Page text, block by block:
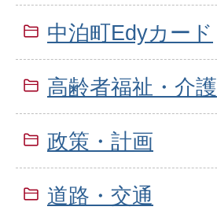
中泊町Edyカード
高齢者福祉・介護
政策・計画
道路・交通